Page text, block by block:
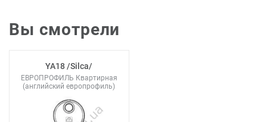
Вы смотрели
YA18 /Silca/
ЕВРОПРОФИЛЬ Квартирная
(английский европрофиль)